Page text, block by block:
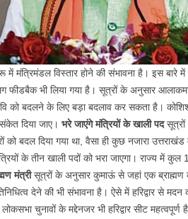
मंत्रिमंडल विस्तार होने की संभावना है। इस बारे में
भी लिया गया है। सूत्रों के अनुसार
को बदलने के लिए बड़ा बदलाव कर सकता है।
दिया जाए। भरे जाएंगे मंत्रियों के खाली पदसूत्रों
को बदल दिया गया था, वैसा ही कुछ नजारा
के तीन खाली पदों को भरा जाएगा। राज्य में
मंत्रीसूत्रों के अनुसार कुमाऊं से जहां एक ब्राह्मण
देने की भी संभावना है। ऐसे में हरिद्वार से
चुनावों के मद्देनजर भी हरिद्वार सीट